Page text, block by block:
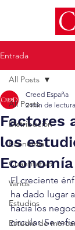
Entrada
All Posts
Distribución
Economía
Cuantitativo
Varios
Estudios
Estudio de
All Posts
Factores
los
Creed España
2 min de lectura
El creciente
ha dado lugar
hacia los
circular. Se